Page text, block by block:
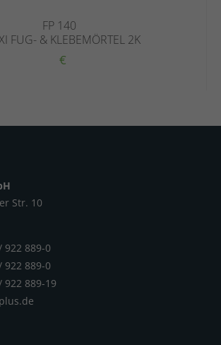
FP 140
FUG- & KLEBEMÖRTEL 2K
€
Str. 10
922 889-0
922 889-0
922 889-19